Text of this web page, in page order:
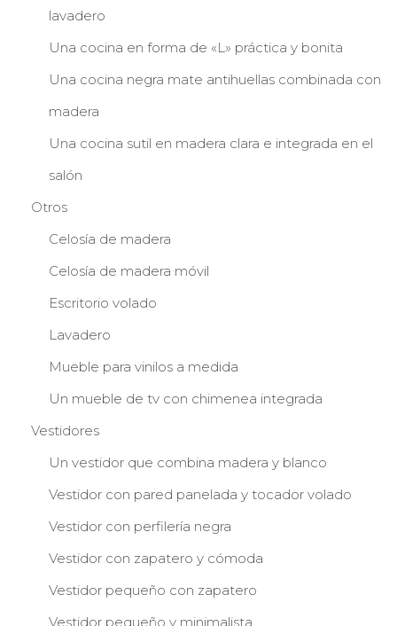
lavadero
Una cocina en forma de «L» práctica y bonita
Una cocina negra mate antihuellas combinada con
madera
Una cocina sutil en madera clara e integrada en el
salón
Otros
Celosía de madera
Celosía de madera móvil
Escritorio volado
Lavadero
Mueble para vinilos a medida
Un mueble de tv con chimenea integrada
Vestidores
Un vestidor que combina madera y blanco
Vestidor con pared panelada y tocador volado
Vestidor con perfilería negra
Vestidor con zapatero y cómoda
Vestidor pequeño con zapatero
Vestidor pequeño y minimalista